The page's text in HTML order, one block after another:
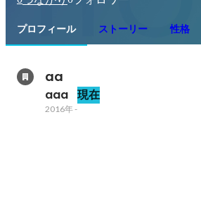
プロフィール ストーリー 性格
aa
aaa 現在
2016年-